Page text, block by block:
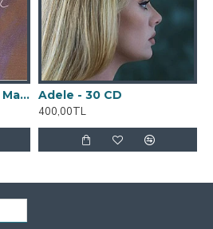
Adam Cohen - Like A Man CD
Adele - 30 CD
400,00TL